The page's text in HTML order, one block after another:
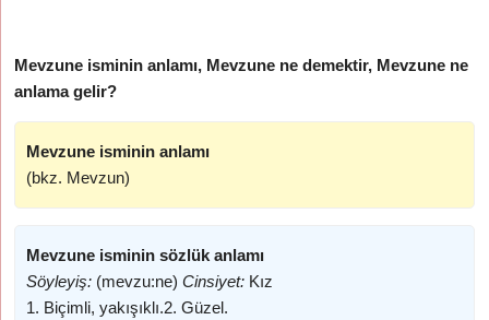
Mevzune isminin anlamı, Mevzune ne demektir, Mevzune ne
anlama gelir?
Mevzune isminin anlamı
(bkz. Mevzun)
Mevzune isminin sözlük anlamı
Söyleyiş: (mevzu:ne)Cinsiyet: Kız
1. Biçimli, yakışıklı.2. Güzel.